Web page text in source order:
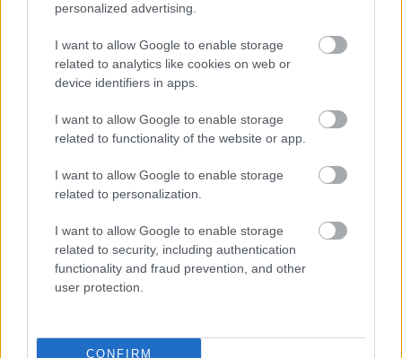
personalized advertising.
I want to allow Google to enable storage
related to analytics like cookies on web or
device identifiers in apps.
I want to allow Google to enable storage
related to functionality of the website or app.
I want to allow Google to enable storage
related to personalization.
I want to allow Google to enable storage
related to security, including authentication
functionality and fraud prevention, and other
user protection.
CONFIRM
σπουδάζει στο Deree.
Οι φασάιοι 2